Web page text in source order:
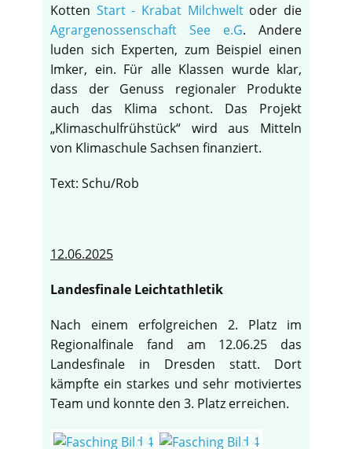
Kotten Start - Krabat Milchweltoder die
Agrargenossenschaft See e.G. Andere
luden sich Experten, zum Beispiel einen
Imker, ein. Für alle Klassen wurde klar,
dass der Genuss regionaler Produkte
auch das Klima schont. Das Projekt
„Klimaschulfrühstück“ wird aus Mitteln
von Klimaschule Sachsen finanziert.
Text: Schu/Rob
12.06.2025
Landesfinale Leichtathletik
Nach einem erfolgreichen 2. Platz im
Regionalfinale fand am 12.06.25 das
Landesfinale in Dresden statt. Dort
kämpfte ein starkes und sehr motiviertes
Team und konnte den 3. Platz erreichen.